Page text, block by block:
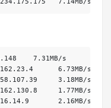
7.31MB/
. 23.4 6.73MB/
. 107.39 3.18MB/
. 130.8 1.77MB/
. 14.9 2.16MB/